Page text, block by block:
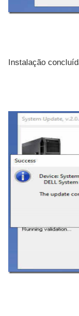
Instalação